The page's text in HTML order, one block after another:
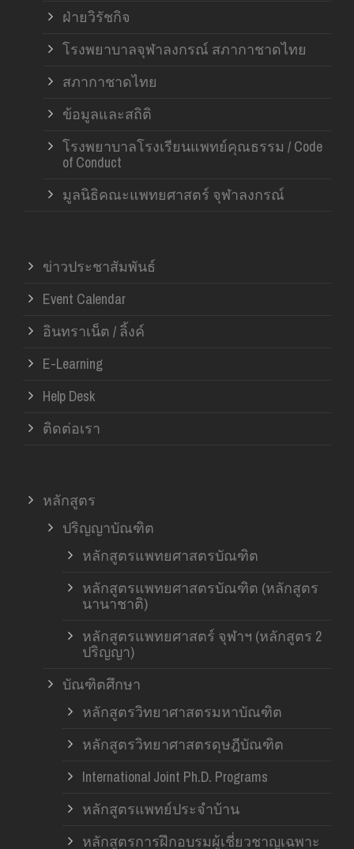
ฝ่ายวิรัชกิจ
โรงพยาบาลจุฬาลงกรณ์ สภากาชาดไทย
สภากาชาดไทย
ข้อมูลและสถิติ
โรงพยาบาลโรงเรียนแพทย์คุณธรรม / Code
of Conduct
มูลนิธิคณะแพทยศาสตร์ จุฬาลงกรณ์
ข่าวประชาสัมพันธ์
Event Calendar
อินทราเน็ต / ลิ้งค์
E-Learning
Help Desk
ติดต่อเรา
หลักสูตร
ปริญญาบัณฑิต
หลักสูตรแพทยศาสตรบัณฑิต
หลักสูตรแพทยศาสตรบัณฑิต (หลักสูตร
นานาชาติ)
หลักสูตรแพทยศาสตร์ จุฬาฯ (หลักสูตร 2
ปริญญา)
บัณฑิตศึกษา
หลักสูตรวิทยาศาสตรมหาบัณฑิต
หลักสูตรวิทยาศาสตรดุษฎีบัณฑิต
International Joint Ph.D. Programs
หลักสูตรแพทย์ประจำบ้าน
หลักสูตรการฝึกอบรมผู้เชี่ยวชาญเฉพาะ